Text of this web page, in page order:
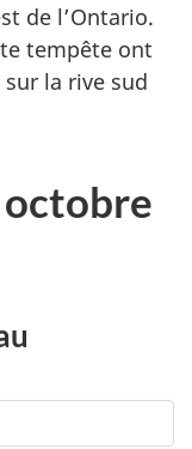
de l’Ontario.
tempête ont
la rive sud